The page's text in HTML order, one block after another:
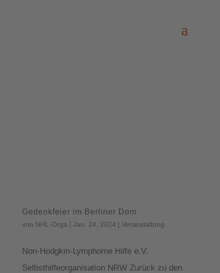
Gedenkfeier im Berliner Dom
von NHL-Orga | Jan. 24, 2024 | Veranstaltung
Non-Hodgkin-Lymphome Hilfe e.V.
Selbsthilfeorganisation NRW Zurück zu den